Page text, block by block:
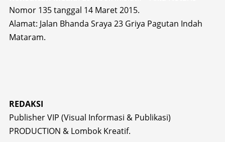
Nomor 135 tanggal 14 Maret 2015.
Alamat: Jalan Bhanda Sraya 23 Griya Pagutan Indah
Mataram.
REDAKSI
Publisher VIP (Visual Informasi & Publikasi)
PRODUCTION & Lombok Kreatif.